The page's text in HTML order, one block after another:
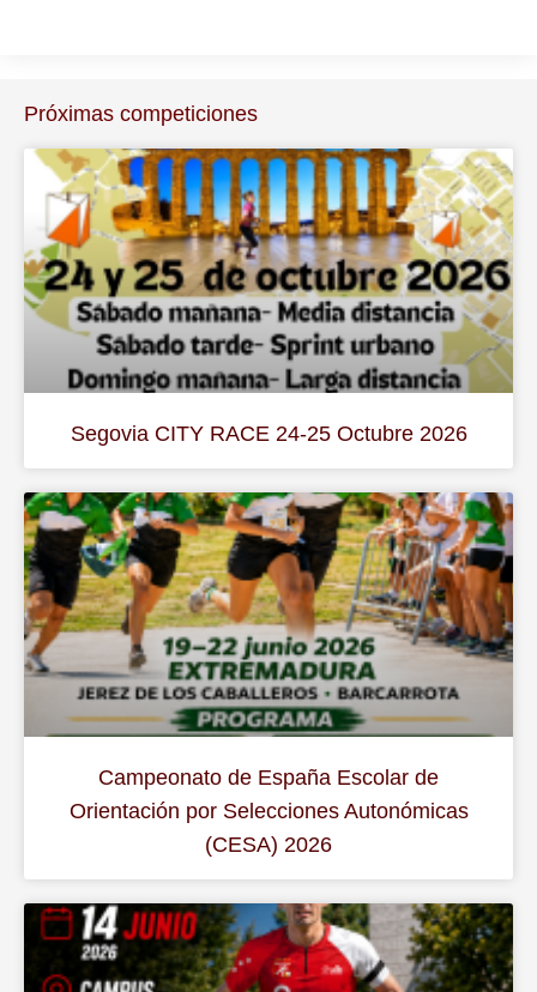
Próximas competiciones
Segovia CITY RACE 24-25 Octubre 2026
Campeonato de España Escolar de
Orientación por Selecciones Autonómicas
(CESA) 2026